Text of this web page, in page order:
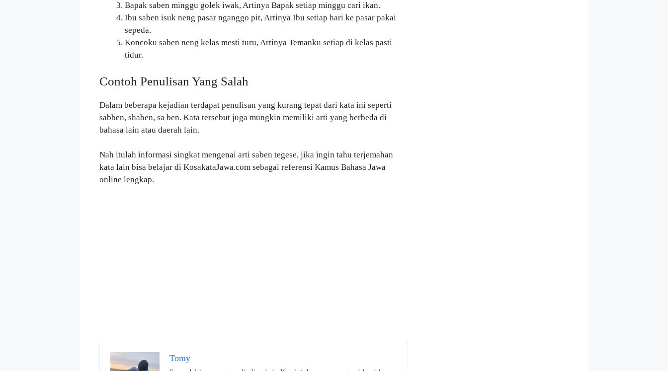
Bapak saben minggu golek iwak, Artinya Bapak setiap minggu cari ikan.
Ibu saben isuk neng pasar nganggo pit, Artinya Ibu setiap hari ke pasar pakai
sepeda.
Koncoku saben neng kelas mesti turu, Artinya Temanku setiap di kelas pasti
tidur.
Contoh Penulisan Yang Salah
Dalam beberapa kejadian terdapat penulisan yang kurang tepat dari kata ini seperti
sabben, shaben, sa ben. Kata tersebut juga mungkin memiliki arti yang berbeda di
bahasa lain atau daerah lain.
Nah itulah informasi singkat mengenai arti saben tegese, jika ingin tahu terjemahan
kata lain bisa belajar di KosakataJawa.com sebagai referensi Kamus Bahasa Jawa
online lengkap.
Tomy